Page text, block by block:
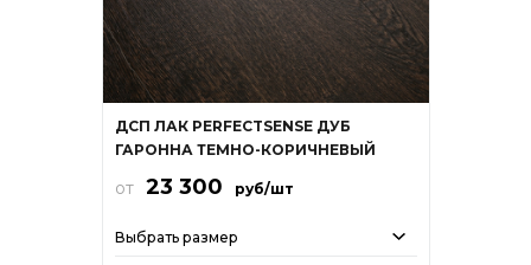
ДСП ЛАК PERFECTSENSE ДУБ
ГАРОННА ТЕМНО-КОРИЧНЕВЫЙ
от 23 300 руб/шт
Выбрать размер